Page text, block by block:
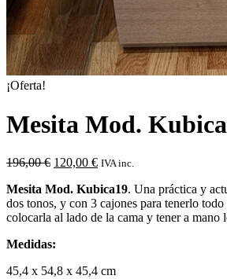
¡Oferta!
Mesita Mod.
196,00€ El
original
era:
196,00 €.
120,00 €El
actual
es:
120,00 €.
IVA inc.
Mesita Mod. Kubica19. Una práctica y
dos tonos, y con 3 cajones para tenerlo
colocarla al lado de la cama y tener a mano
Medidas:
45,4 x 54,8 x 45,4 cm